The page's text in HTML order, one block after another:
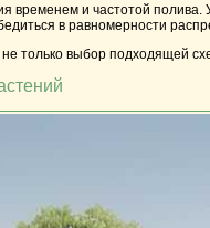
временем и частотой
в равномерности
только выбор подходящей